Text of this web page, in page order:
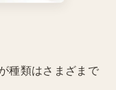
種類はさまざまで